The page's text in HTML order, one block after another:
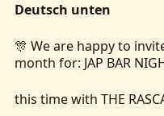
Deutsch unten
🎊 We are happy to
month for: JAP BAR
this time with THE